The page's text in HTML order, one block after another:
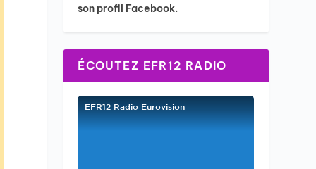
son profil Facebook.
ÉCOUTEZ EFR12 RADIO